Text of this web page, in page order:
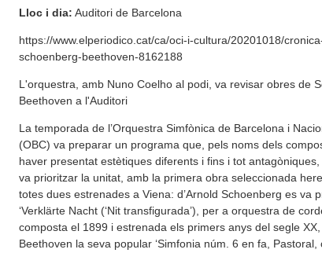
Lloc i dia: Auditori de Barcelona
https://www.elperiodico.cat/ca/oci-i-cultura/20201018/
schoenberg-beethoven-8162188
L'orquestra, amb Nuno Coelho al podi, va revisar obres de
Beethoven a l'Auditori
La temporada de l’Orquestra Simfònica de Barcelona i
(OBC) va preparar un programa que, pels noms dels
haver presentat estètiques diferents i fins i tot
va prioritzar la unitat, amb la primera obra seleccionada
totes dues estrenades a Viena: d’Arnold Schoenberg es va
‘Verklärte Nacht (‘Nit transfigurada’), per a orquestra de
composta el 1899 i estrenada els primers anys del segle
Beethoven la seva popular ‘Simfonia núm. 6 en fa, Pastoral,